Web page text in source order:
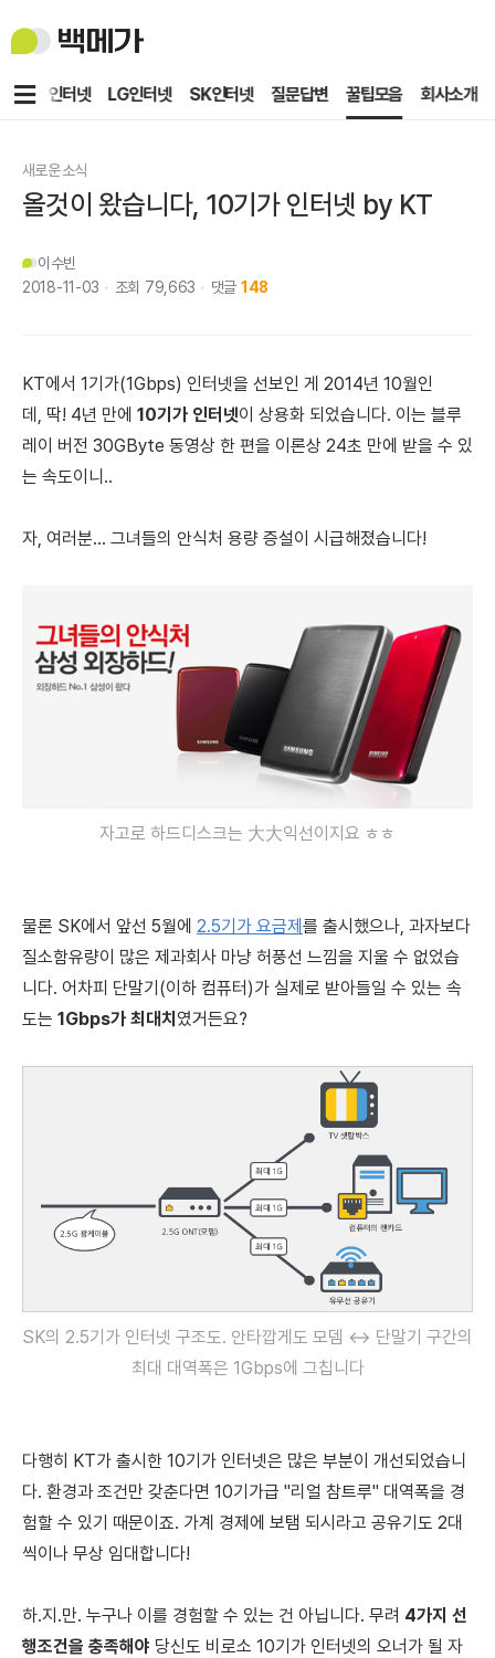
백
메
KT인터넷 LG인터넷 SK인터넷 질문답변 꿀팁모음 회사소개
메
새로운 소식
올것이 왔습니다, 10기가 인터넷 by KT
이수빈
2018-11-03
조회 79,663 댓글 148
KT에서 1기가(1Gbps) 인터넷을 선보인 게 2014년 10월인
데, 딱! 4년 만에 10기가 인터넷이 상용화 되었습니다. 이는 블루
레이 버전 30GByte 동영상 한 편을 이론상 24초 만에 받을 수 있
는 속도이니..
자, 여러분... 그녀들의 안식처 용량 증설이 시급해졌습니다!
자고로 하드디스크는 大大익선이지요 ㅎㅎ
물론 SK에서 앞선 5월에 2.5기가 요금제 를 출시했으나, 과자보다
질소함유량이 많은 제과회사 마냥 허풍선 느낌을 지울 수 없었습
니다. 어차피 단말기(이하 컴퓨터)가 실제로 받아들일 수 있는 속
도는 1Gbps가 최대치 였거든요?
SK의 2.5기가 인터넷 구조도. 안타깝게도 모뎀 ↔ 단말기 구간의
최대 대역폭은 1Gbps에 그칩니다
다행히 KT가 출시한 10기가 인터넷은 많은 부분이 개선되었습니
다. 환경과 조건만 갖춘다면 10기가급 "리얼 참트루" 대역폭을 경
험할 수 있기 때문이죠. 가계 경제에 보탬 되시라고 공유기도 2대
씩이나 무상 임대합니다!
하.지.만. 누구나 이를 경험할 수 있는 건 아닙니다. 무려 4가지 선
행조건을 충족해야 당신도 비로소 10기가 인터넷의 오너가 될 자